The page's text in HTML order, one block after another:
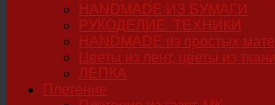
HANDMADE ИЗ БУМАГИ
РУКОДЕЛИЕ. ТЕХНИКИ
HANDMADE из простых
Цветы из лент, цветы из ткани
ЛЕПКА
Плетение